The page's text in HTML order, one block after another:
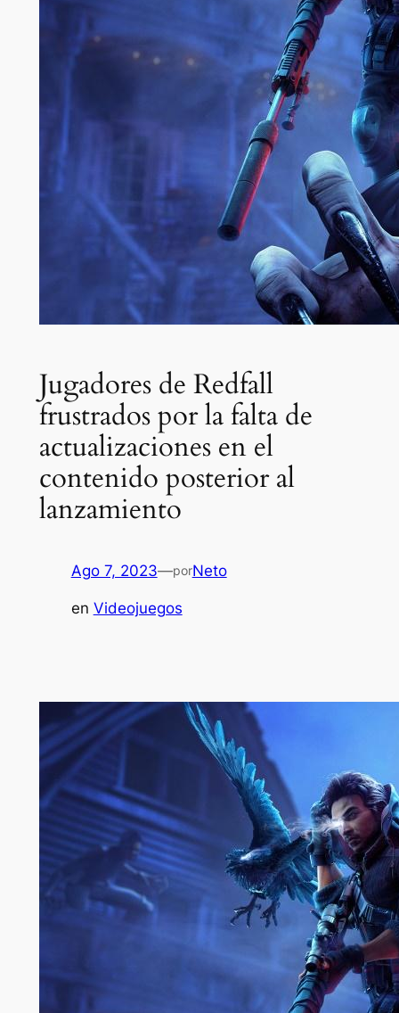
Jugadores de Redfall
frustrados por la falta de
actualizaciones en el
contenido posterior al
lanzamiento
Ago 7, 2023—porNeto
en Videojuegos